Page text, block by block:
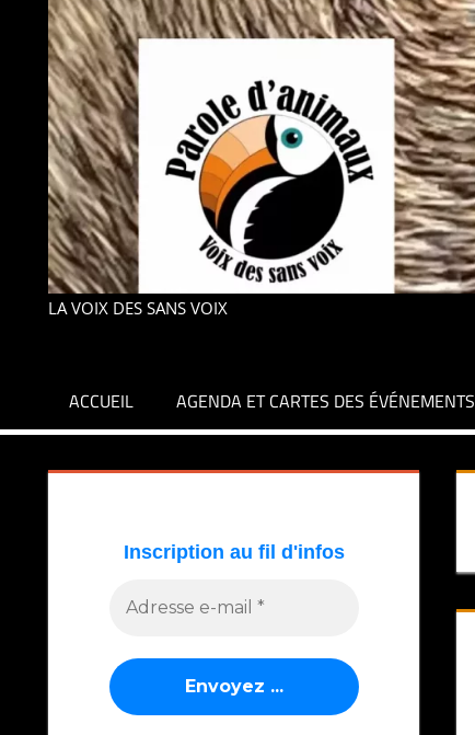
LA VOIX DES SANS VOIX
ACCUEIL AGENDA ET CARTES DES ÉVÉNEMENTS